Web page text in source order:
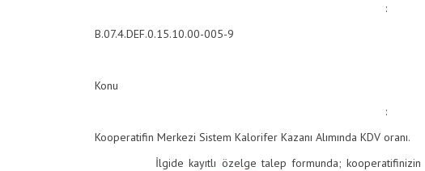
:
B.07.4.DEF.0.15.10.00-005-9
Konu
:
Kooperatifin Merkezi Sistem Kalorifer Kazanı Alımında KDV oranı.
İlgide kayıtlı özelge talep formunda; kooperatifinizin